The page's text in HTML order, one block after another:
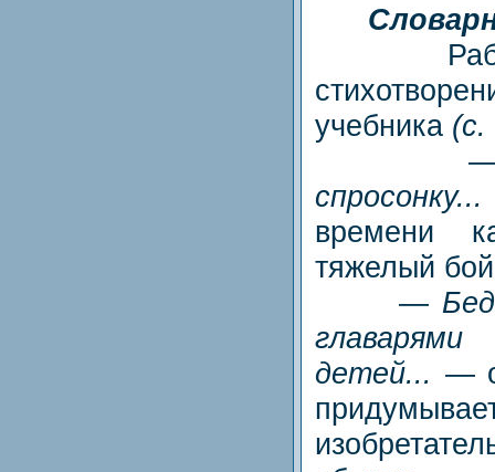
учебника (с.
спросонку...
времени
тяжелый
—
детей... —